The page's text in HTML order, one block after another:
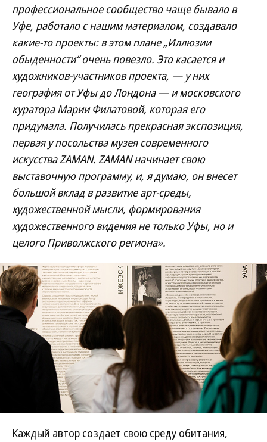
профессиональное сообщество чаще бывало в
Уфе, работало с нашим материалом, создавало
какие-то проекты: в этом плане „Иллюзии
обыденности“ очень повезло. Это касается и
художников-участников проекта, — у них
география от Уфы до Лондона — и московского
куратора Марии Филатовой, которая его
придумала. Получилась прекрасная экспозиция,
первая у посольства музея современного
искусства ZAMAN. ZAMAN начинает свою
выставочную программу, и, я думаю, он внесет
большой вклад в развитие арт-среды,
художественной мысли, формирования
художественного видения не только Уфы, но и
целого Приволжского региона».
Каждый автор создает свою среду обитания,